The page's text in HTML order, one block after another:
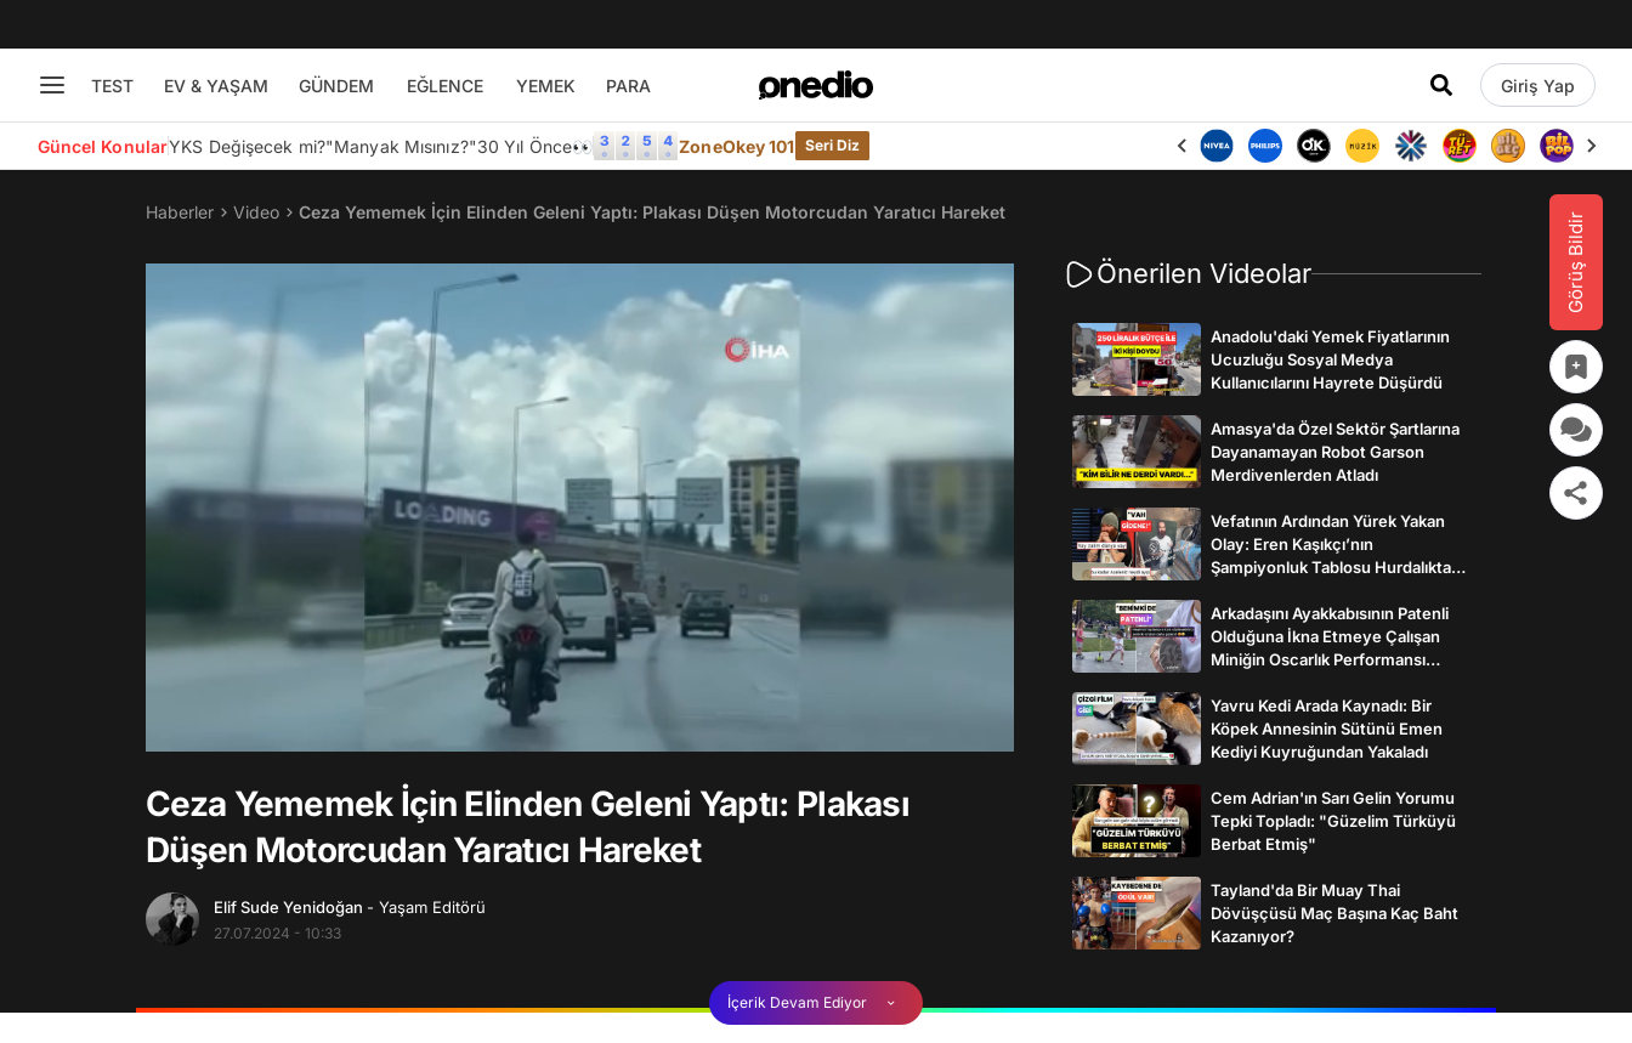
TEST EV & YAŞAM GÜNDEM EĞLENCE YEMEK PARA Giriş Yap
Güncel KonularYKS Değişecek mi?"Manyak Mısınız?"30 Yıl Önce👀 ZoneOkey 101 Seri Diz
Görüş Bildir
Haberler Video Ceza Yememek İçin Elinden Geleni Yaptı: Plakası Düşen Motorcudan Yaratıcı Hareket
Ceza Yememek İçin Elinden Geleni Yaptı: Plakası
Düşen Motorcudan Yaratıcı Hareket
Elif Sude Yenidoğan - Yaşam Editörü
27.07.2024 - 10:33
Önerilen Videolar
Anadolu'daki Yemek Fiyatlarının
Ucuzluğu Sosyal Medya
Kullanıcılarını Hayrete Düşürdü
Amasya'da Özel Sektör Şartlarına
Dayanamayan Robot Garson
Merdivenlerden Atladı
Vefatının Ardından Yürek Yakan
Olay: Eren Kaşıkçı’nın
Şampiyonluk Tablosu Hurdalıkta
Arkadaşını Ayakkabısının Patenli
Olduğuna İkna Etmeye Çalışan
Miniğin Oscarlık Performansı
Yavru Kedi Arada Kaynadı: Bir
Köpek Annesinin Sütünü Emen
Kediyi Kuyruğundan Yakaladı
Cem Adrian'ın Sarı Gelin Yorumu
Tepki Topladı: "Güzelim Türküyü
Berbat Etmiş"
Tayland'da Bir Muay Thai
Dövüşçüsü Maç Başına Kaç Baht
Kazanıyor?
İçerik Devam Ediyor